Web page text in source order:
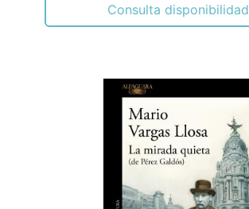
Consulta disponibilidad